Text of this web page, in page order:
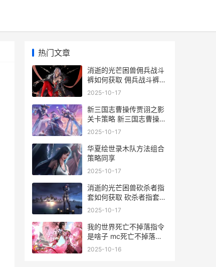
热门文章
消逝的光芒困兽佣兵战斗
裤如何获取 佣兵战斗裤获
取方式 消逝的光芒困兽更
2025-10-17
新三国志曹操传贾诩之影
关卡策略 新三国志曹操传
兑换码
2025-10-17
华夏绘世录木队方法组合
策略同享
2025-10-17
消逝的光芒困兽砍杀者指
套如何获取 砍杀者指套获
取方式 消逝的光芒困兽配
2025-10-17
我的世界死亡不掉落指令
是啥子 mc死亡不掉落指
令运用方式 我的世界死亡
2025-10-16